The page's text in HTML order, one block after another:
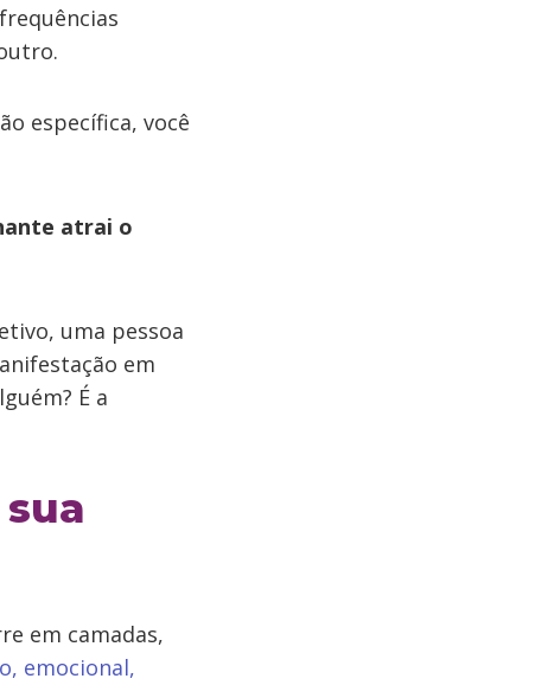
específica, você
atrai o
uma pessoa
em
É a
em camadas,
emocional,